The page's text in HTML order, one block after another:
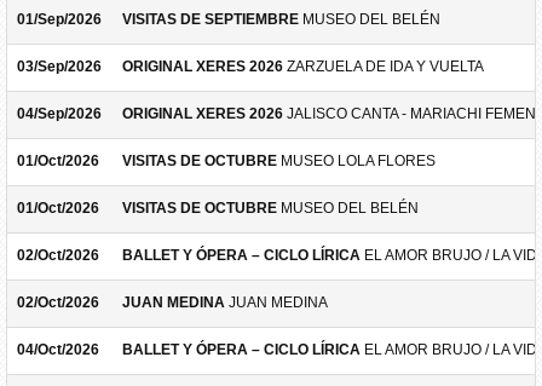
01/Sep/2026 VISITAS DE SEPTIEMBRE MUSEO DEL BELÉN
03/Sep/2026 ORIGINAL XERES 2026 ZARZUELA DE IDA Y VUELTA
04/Sep/2026 ORIGINAL XERES 2026 JALISCO CANTA - MARIACHI
01/Oct/2026 VISITAS DE OCTUBRE MUSEO LOLA FLORES
01/Oct/2026 VISITAS DE OCTUBRE MUSEO DEL BELÉN
02/Oct/2026 BALLET Y ÓPERA – CICLO LÍRICA EL AMOR BRUJO / LA
02/Oct/2026 JUAN MEDINA JUAN MEDINA
04/Oct/2026 BALLET Y ÓPERA – CICLO LÍRICA EL AMOR BRUJO / LA